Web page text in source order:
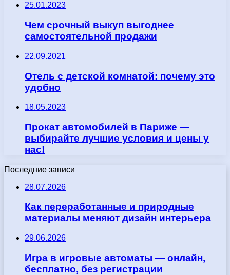
25.01.2023
Чем срочный выкуп выгоднее
самостоятельной продажи
22.09.2021
Отель с детской комнатой: почему это
удобно
18.05.2023
Прокат автомобилей в Париже —
выбирайте лучшие условия и цены у
нас!
Последние записи
28.07.2026
Как переработанные и природные
материалы меняют дизайн интерьера
29.06.2026
Игра в игровые автоматы — онлайн,
бесплатно, без регистрации